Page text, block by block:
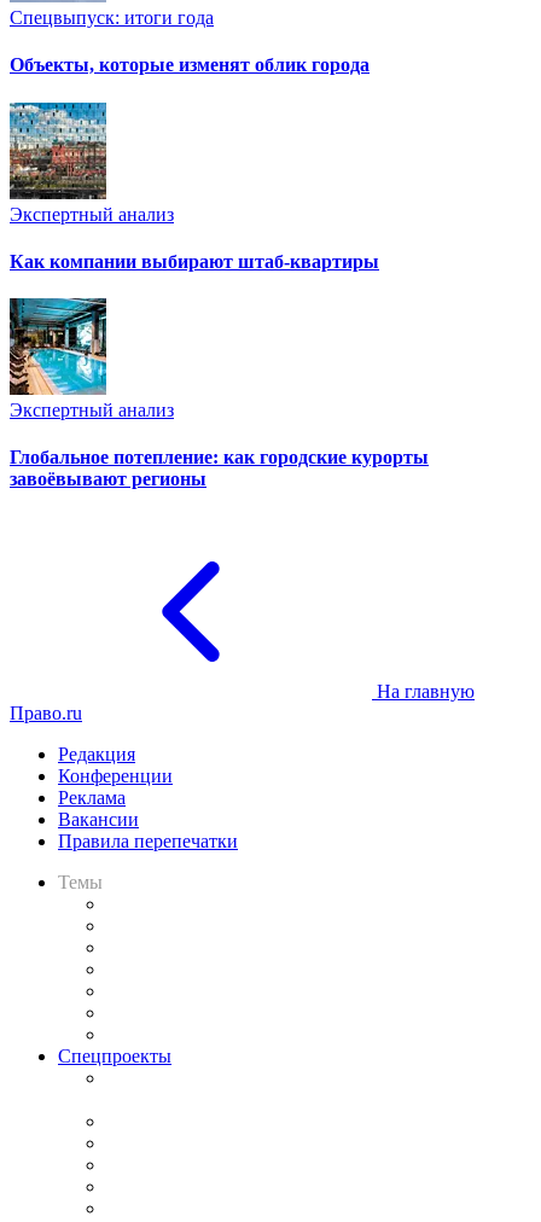
Спецвыпуск: итоги года
Объекты, которые изменят облик города
Экспертный анализ
Как компании выбирают штаб-квартиры
Экспертный анализ
Глобальное потепление: как городские курорты
завоёвывают регионы
На главную
Право.ru
Редакция
Конференции
Реклама
Вакансии
Правила перепечатки
Темы
Спецпроекты